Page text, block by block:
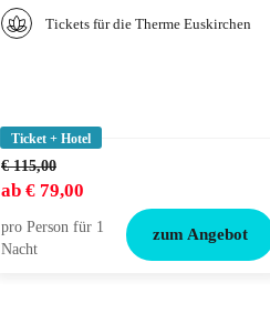
Tickets für die Therme Euskirchen
Ticket + Hotel
€ 115,00
ab € 79,00
pro Person für 1
Nacht
zum Angebot